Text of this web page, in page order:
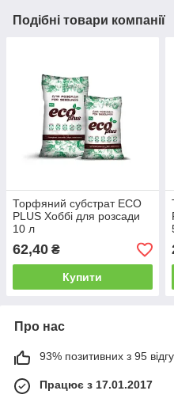
Подібні товари компанії
Торфяний субстрат ECO
PLUS Хоббі для розсади
10 л
62,40 ₴
Купити
Про нас
93% позитивних з 95
Працює з 17.01.2017